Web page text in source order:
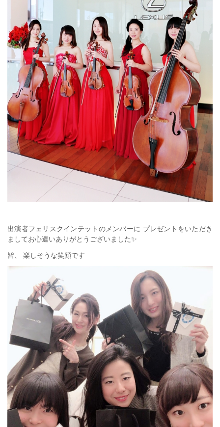
出演者フェリスクインテットのメンバーに プレゼントをいただき
ましてお心遣いありがとうございました✨
皆、 楽しそうな笑顔です